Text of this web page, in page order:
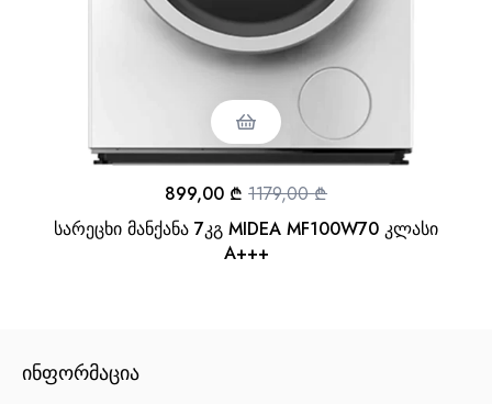
სარეცხი მანქანა 7კგ MIDEA MF100W70 კლასი
A+++
1179,00₾
899,00 ₾
ᲘᲜᲤᲝᲠᲛᲐᲪᲘᲐ